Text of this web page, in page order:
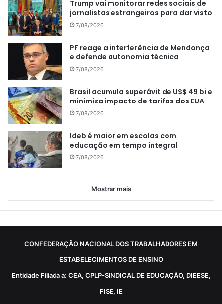
Trump vai monitorar redes sociais de
jornalistas estrangeiros para dar visto
7/08/2026
PF reage a interferência de Mendonça
e defende autonomia técnica
7/08/2026
Brasil acumula superávit de US$ 49 bi e
minimiza impacto de tarifas dos EUA
7/08/2026
Ideb é maior em escolas com
educação em tempo integral
7/08/2026
Mostrar mais
CONFEDERAÇÃO NACIONAL DOS TRABALHADORES EM
ESTABELECIMENTOS DE ENSINO
Entidade Filiada a: CEA, CPLP-SINDICAL DE EDUCAÇÃO, DIEESE,
FISE, IE